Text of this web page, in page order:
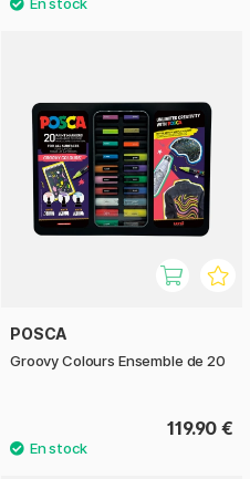
POSCA
Groovy Colours Ensemble de 20
119.90 €